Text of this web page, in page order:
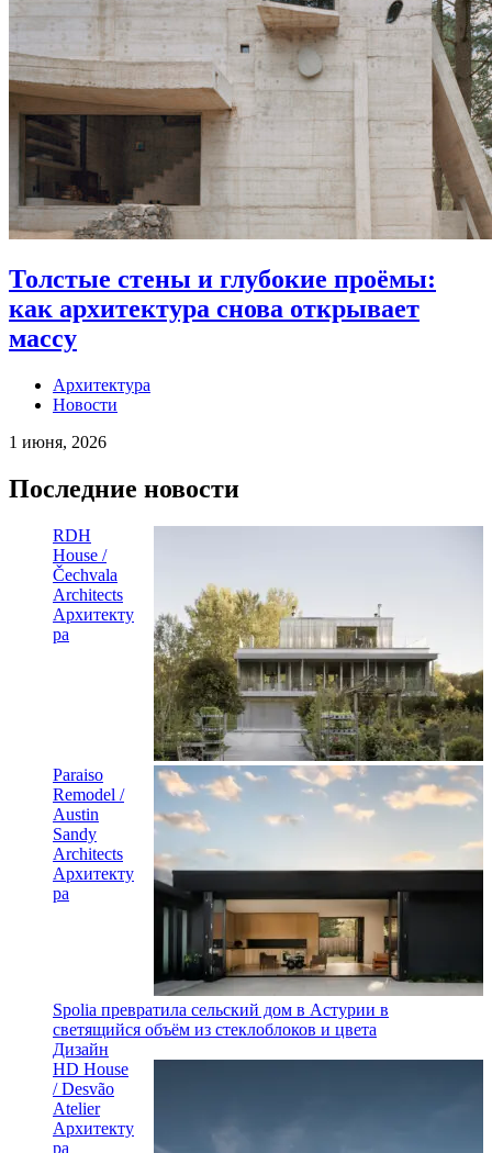
Толстые стены и глубокие проёмы:
как архитектура снова открывает
массу
Архитектура
Новости
1 июня, 2026
Последние новости
RDH
House /
Čechvala
Architects
Архитекту
ра
Paraiso
Remodel /
Austin
Sandy
Architects
Архитекту
ра
Spolia превратила сельский дом в Астурии в
светящийся объём из стеклоблоков и цвета
Дизайн
HD House
/ Desvão
Atelier
Архитекту
ра